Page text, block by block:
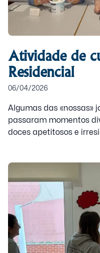
Atividade de
Residencial
06/04/2026
Algumas das «nossas»
passaram momentos
doces apetitosos e